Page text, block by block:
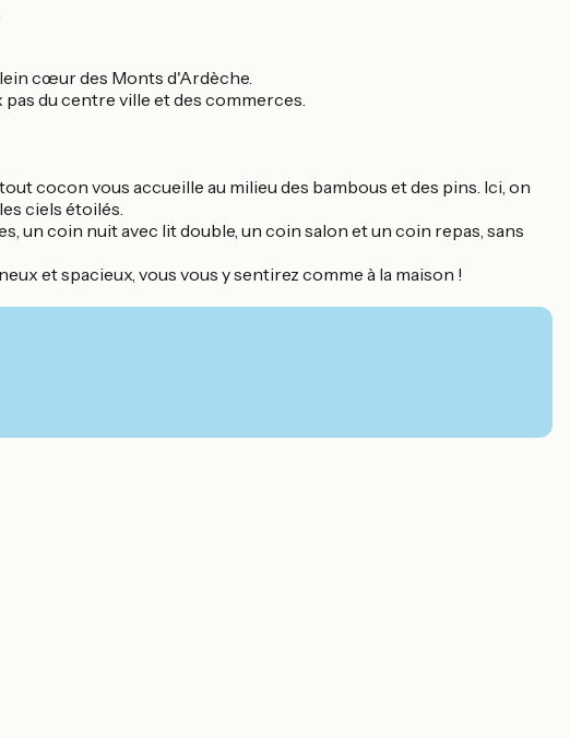
cœur des Monts d'Ardèche.
pas du centre ville et des commerces.
cocon vous accueille au milieu des bambous et des pins. Ici, on
ciels étoilés.
un coin nuit avec lit double, un coin salon et un coin repas, sans
et spacieux, vous vous y sentirez comme à la maison !